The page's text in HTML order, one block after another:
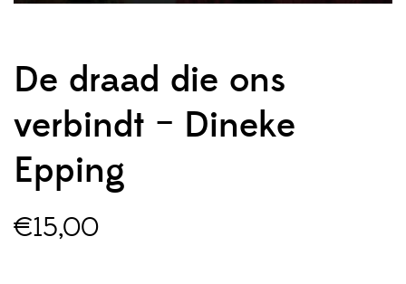
De draad die ons
verbindt – Dineke
Epping
€15,00